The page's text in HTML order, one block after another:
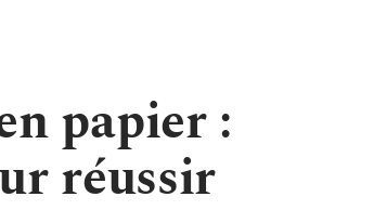
papier :
réussir